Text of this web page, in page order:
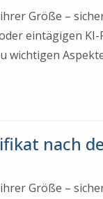
Größe –
eintägigen KI-
wichtigen
nach
Größe –